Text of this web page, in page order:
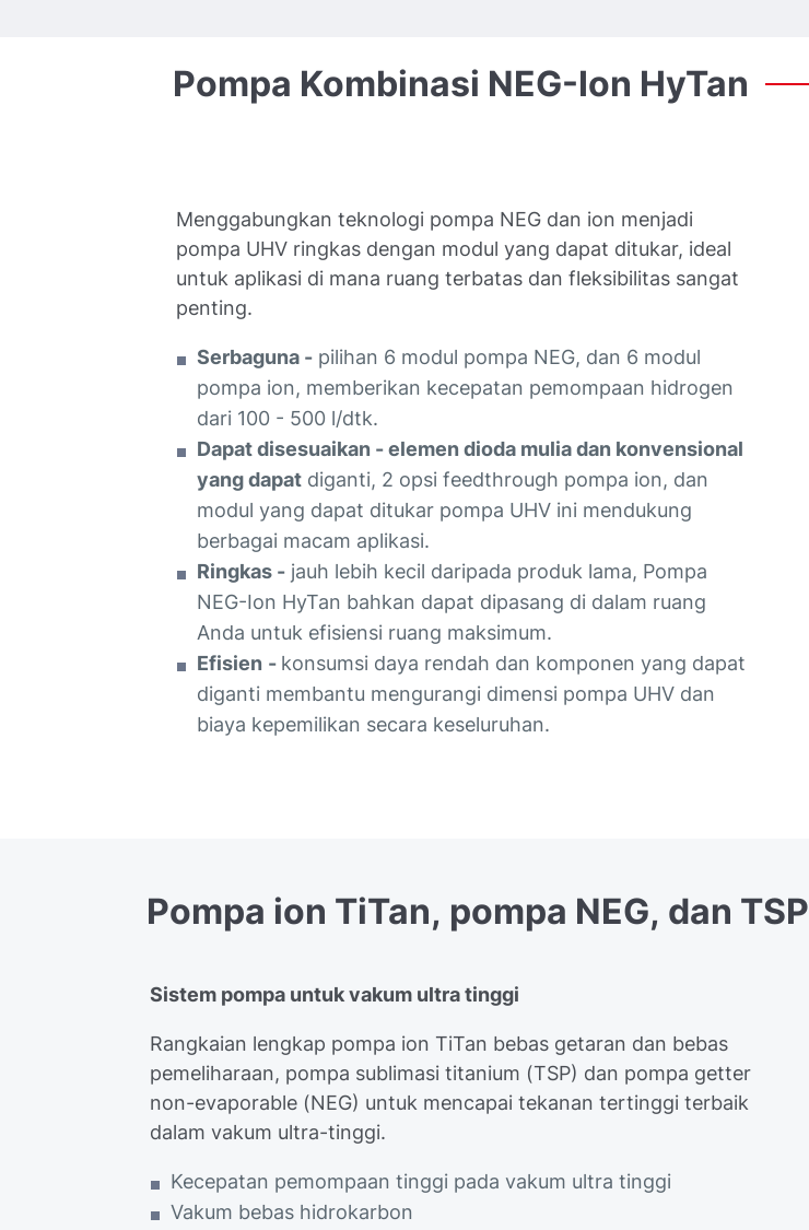
Pompa Kombinasi NEG-Ion HyTan
Menggabungkan teknologi pompa NEG dan ion menjadi
pompa UHV ringkas dengan modul yang dapat ditukar, ideal
untuk aplikasi di mana ruang terbatas dan fleksibilitas sangat
penting.
Serbaguna - pilihan 6 modul pompa NEG, dan 6 modul
pompa ion, memberikan kecepatan pemompaan hidrogen
dari 100 - 500 l/dtk.
Dapat disesuaikan - elemen dioda mulia dan konvensional
yang dapat diganti, 2 opsi feedthrough pompa ion, dan
modul yang dapat ditukar pompa UHV ini mendukung
berbagai macam aplikasi.
Ringkas - jauh lebih kecil daripada produk lama, Pompa
NEG-Ion HyTan bahkan dapat dipasang di dalam ruang
Anda untuk efisiensi ruang maksimum.
Efisien - konsumsi daya rendah dan komponen yang dapat
diganti membantu mengurangi dimensi pompa UHV dan
biaya kepemilikan secara keseluruhan.
Pompa ion TiTan, pompa NEG, dan TSP
Sistem pompa untuk vakum ultra tinggi
Rangkaian lengkap pompa ion TiTan bebas getaran dan bebas
pemeliharaan, pompa sublimasi titanium (TSP) dan pompa getter
non-evaporable (NEG) untuk mencapai tekanan tertinggi terbaik
dalam vakum ultra-tinggi.
Kecepatan pemompaan tinggi pada vakum ultra tinggi
Vakum bebas hidrokarbon